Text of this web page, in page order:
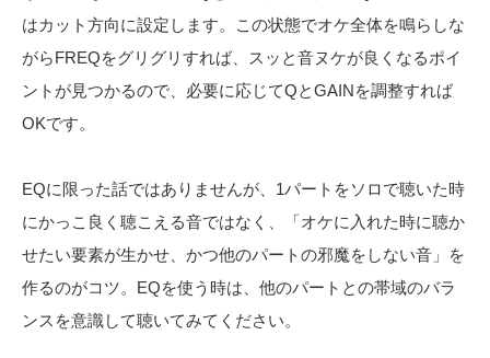
はカット方向に設定します。この状態でオケ全体を鳴らしな
がらFREQをグリグリすれば、スッと音ヌケが良くなるポイ
ントが見つかるので、必要に応じてQとGAINを調整すれば
OKです。
EQに限った話ではありませんが、1パートをソロで聴いた時
にかっこ良く聴こえる音ではなく、「オケに入れた時に聴か
せたい要素が生かせ、かつ他のパートの邪魔をしない音」を
作るのがコツ。EQを使う時は、他のパートとの帯域のバラ
ンスを意識して聴いてみてください。